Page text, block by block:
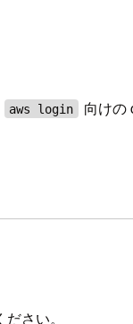
aws login 向けの
さい。